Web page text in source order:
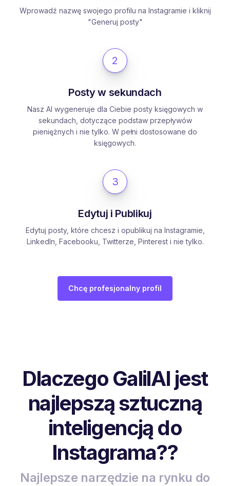
Wprowadź nazwę swojego profilu na Instagramie i kliknij
"Generuj posty"
2
Posty w sekundach
Nasz AI wygeneruje dla Ciebie posty księgowych w
sekundach, dotyczące podstaw przepływów
pieniężnych i nie tylko. W pełni dostosowane do
księgowych.
3
Edytuj i Publikuj
Edytuj posty, które chcesz i opublikuj na Instagramie,
LinkedIn, Facebooku, Twitterze, Pinterest i nie tylko.
Chcę profesjonalny profil
Dlaczego GalilAI jest
najlepszą sztuczną
inteligencją do
Instagrama??
Najlepsze narzędzie na rynku do